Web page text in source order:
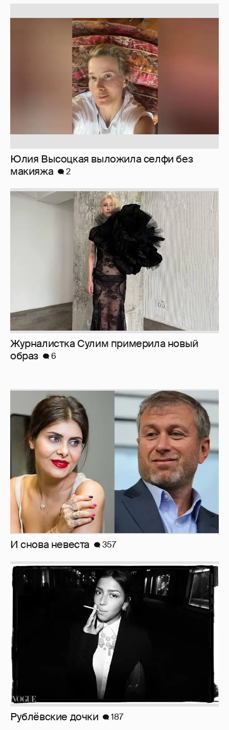
Юлия Высоцкая выложила селфи без
макияжа
2
Журналистка Сулим примерила новый
образ
6
И снова невеста 357
Рублёвские дочки 187